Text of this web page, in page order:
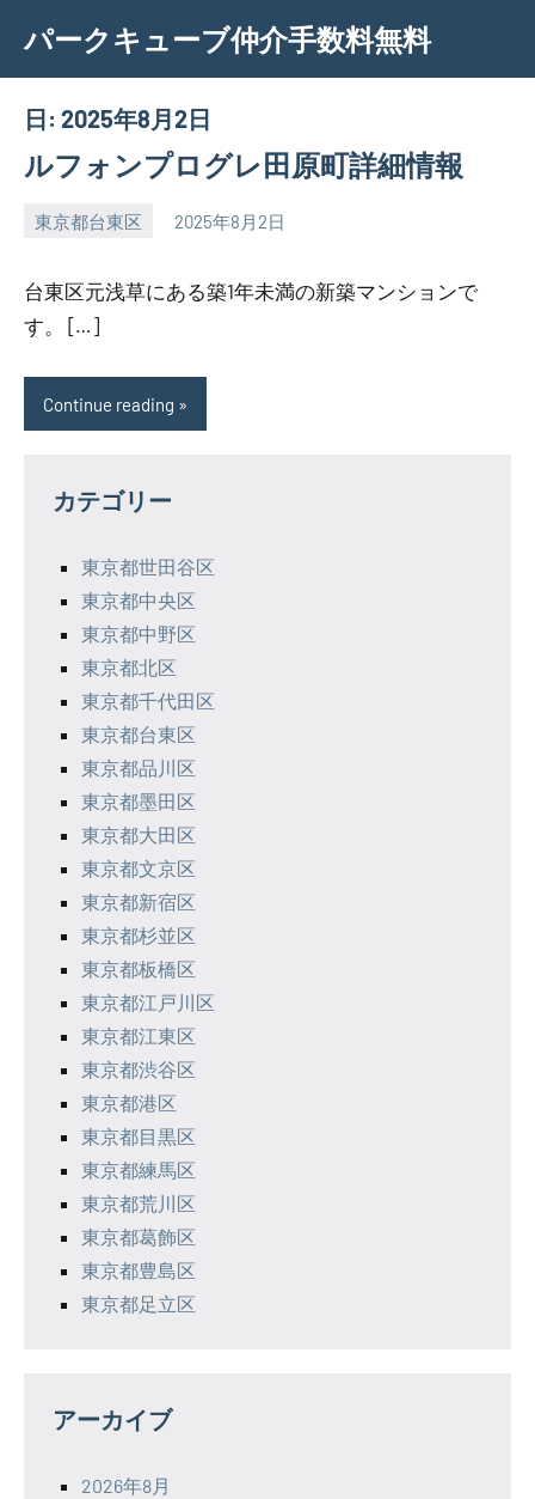
content
パークキューブ仲介手数料無料
日: 2025年8月2日
ルフォンプログレ田原町詳細情報
東京都台東区 2025年8月2日
SEZIMO
台東区元浅草にある築1年未満の新築マンションで
す。 […]
Continue reading
カテゴリー
東京都世田谷区
東京都中央区
東京都中野区
東京都北区
東京都千代田区
東京都台東区
東京都品川区
東京都墨田区
東京都大田区
東京都文京区
東京都新宿区
東京都杉並区
東京都板橋区
東京都江戸川区
東京都江東区
東京都渋谷区
東京都港区
東京都目黒区
東京都練馬区
東京都荒川区
東京都葛飾区
東京都豊島区
東京都足立区
アーカイブ
2026年8月